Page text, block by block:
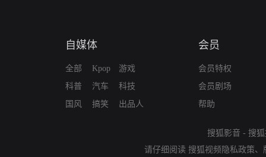
自媒体
全部
科普
国风
Kpop
汽车
搞笑
游戏
科技
出品人
会员
会员特权
会员剧场
帮助
搜狐影音 - 搜
请仔细阅读 搜狐视频隐私政策、